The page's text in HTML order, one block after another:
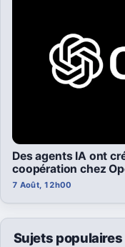
Des agents IA ont
coopération chez
7 Août, 12h00
Sujets populaires